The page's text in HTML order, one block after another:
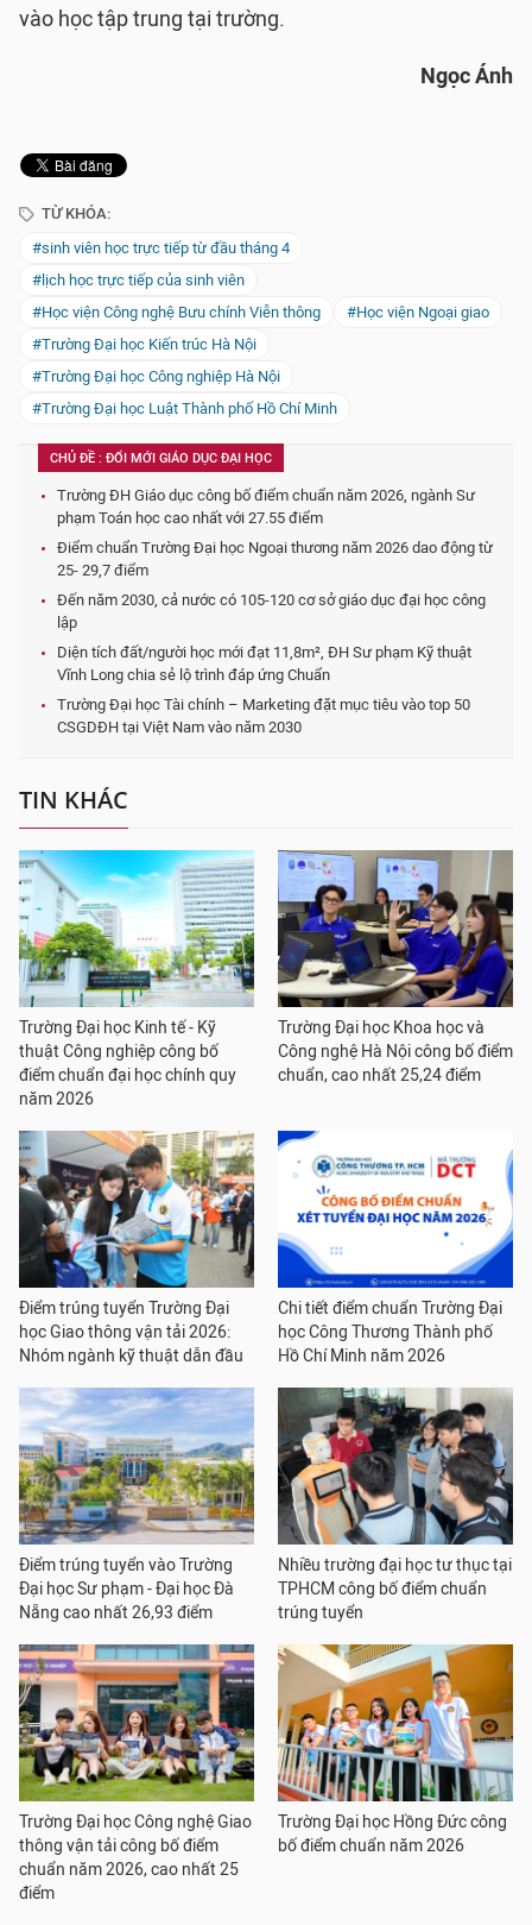
vào học tập trung tại trường.
Ngọc Ánh
TỪ KHÓA:
#sinh viên học trực tiếp từ đầu tháng 4
#lịch học trực tiếp của sinh viên
#Học viện Công nghệ Bưu chính Viễn thông
#Học viện Ngoại giao
#Trường Đại học Kiến trúc Hà Nội
#Trường Đại học Công nghiệp Hà Nội
#Trường Đại học Luật Thành phố Hồ Chí Minh
CHỦ ĐỀ : ĐỔI MỚI GIÁO DỤC ĐẠI HỌC
Trường ĐH Giáo dục công bố điểm chuẩn năm 2026, ngành Sư
phạm Toán học cao nhất với 27.55 điểm
Điểm chuẩn Trường Đại học Ngoại thương năm 2026 dao động từ
25- 29,7 điểm
Đến năm 2030, cả nước có 105-120 cơ sở giáo dục đại học công
lập
Diện tích đất/người học mới đạt 11,8m², ĐH Sư phạm Kỹ thuật
Vĩnh Long chia sẻ lộ trình đáp ứng Chuẩn
Trường Đại học Tài chính – Marketing đặt mục tiêu vào top 50
CSGDĐH tại Việt Nam vào năm 2030
TIN KHÁC
Trường Đại học Kinh tế - Kỹ
thuật Công nghiệp công bố
điểm chuẩn đại học chính quy
năm 2026
Trường Đại học Khoa học và
Công nghệ Hà Nội công bố điểm
chuẩn, cao nhất 25,24 điểm
Điểm trúng tuyển Trường Đại
học Giao thông vận tải 2026:
Nhóm ngành kỹ thuật dẫn đầu
Chi tiết điểm chuẩn Trường Đại
học Công Thương Thành phố
Hồ Chí Minh năm 2026
Điểm trúng tuyển vào Trường
Đại học Sư phạm - Đại học Đà
Nẵng cao nhất 26,93 điểm
Nhiều trường đại học tư thục tại
TPHCM công bố điểm chuẩn
trúng tuyển
Trường Đại học Công nghệ Giao
thông vận tải công bố điểm
chuẩn năm 2026, cao nhất 25
điểm
Trường Đại học Hồng Đức công
bố điểm chuẩn năm 2026